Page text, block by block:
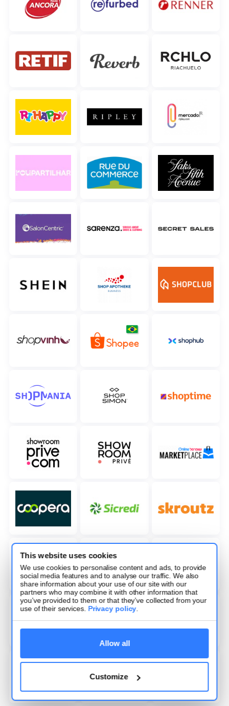
This website uses cookies
We use cookies to personalise content and ads, to provide
social media features and to analyse our traffic. We also
share information about your use of our site with our
partners who may combine it with other information that
you’ve provided to them or that they’ve collected from your
use of their services. Privacy policy.
Allow all
Customize